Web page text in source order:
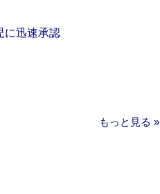
に迅速承認
もっと見る »